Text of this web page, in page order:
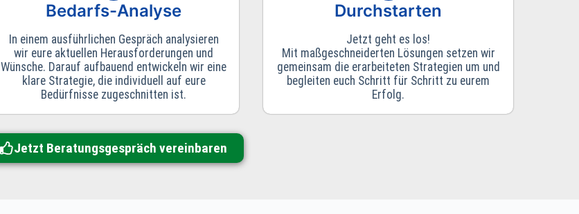
Bedarfs-Analyse
In einem ausführlichen Gespräch analysieren
wir eure aktuellen Herausforderungen und
Wünsche. Darauf aufbauend entwickeln wir eine
klare Strategie, die individuell auf eure
Bedürfnisse zugeschnitten ist.
Durchstarten
Jetzt geht es los!
Mit maßgeschneiderten Lösungen setzen wir
gemeinsam die erarbeiteten Strategien um und
begleiten euch Schritt für Schritt zu eurem
Erfolg.
Jetzt Beratungsgespräch vereinbaren